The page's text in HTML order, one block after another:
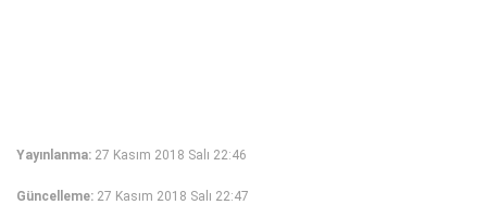
Yayınlanma: 27 Kasım 2018 Salı 22:46
Güncelleme: 27 Kasım 2018 Salı 22:47